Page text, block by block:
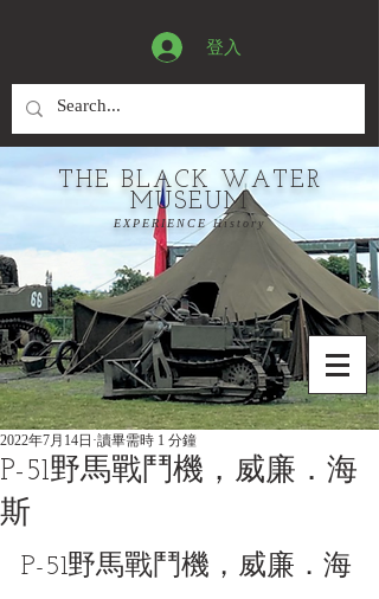
登入
THE BLACK WATER
MUSEUM
EXPERIENCE History
P-51野馬戰鬥機，威廉．海
斯
2022年7月14日 讀畢需時 1 分鐘
P-51野馬戰鬥機，威廉．海